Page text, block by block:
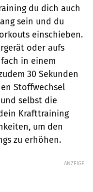
du dich auch
sein und du
einschieben.
oder aufs
in einem
30 Sekunden
Stoffwechsel
selbst die
Krafttraining
um den
zu erhöhen.
ANZEIGE